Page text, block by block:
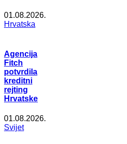
01.08.2026.
Hrvatska
Agencija
Fitch
potvrdila
kreditni
rejting
Hrvatske
01.08.2026.
Svijet